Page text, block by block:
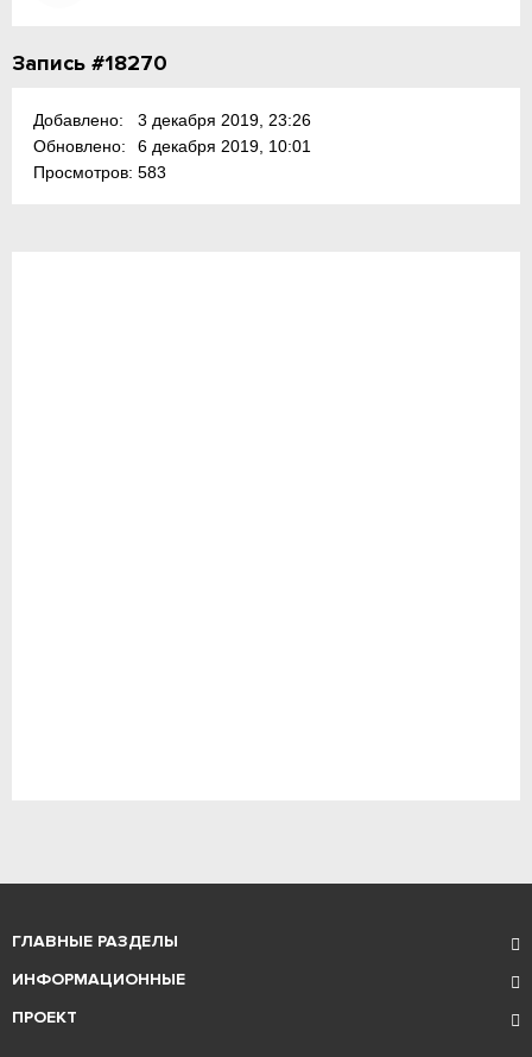
Запись #18270
Добавлено:
3 декабря 2019, 23:26
Обновлено:
6 декабря 2019, 10:01
Просмотров: 583
ГЛАВНЫЕ РАЗДЕЛЫ
ИНФОРМАЦИОННЫЕ
ПРОЕКТ